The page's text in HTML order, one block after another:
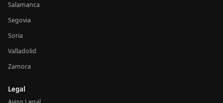
Salamanca
Segovia
Soria
Valladolid
Zamora
Legal